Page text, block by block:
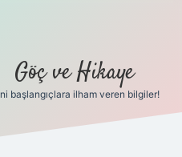
Göç ve Hikaye
başlangıçlara ilham veren bilgiler!